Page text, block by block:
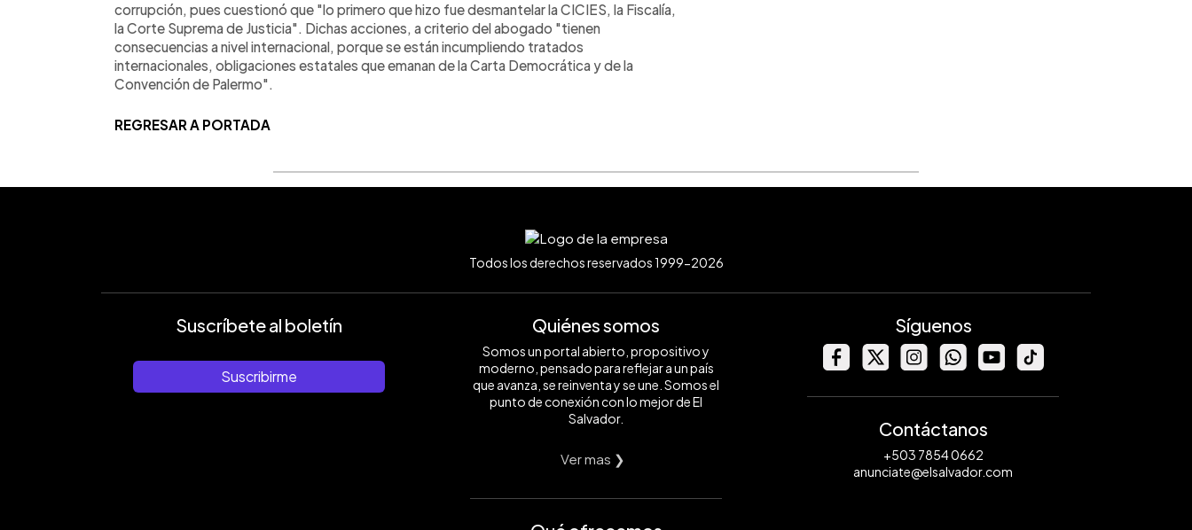
corrupción, pues cuestionó que "lo primero que hizo fue desmantelar la CICIES, la Fiscalía,
la Corte Suprema de Justicia". Dichas acciones, a criterio del abogado "tienen
consecuencias a nivel internacional, porque se están incumpliendo tratados
internacionales, obligaciones estatales que emanan de la Carta Democrática y de la
Convención de Palermo".
REGRESAR A PORTADA
Todos los derechos reservados 1999-2026
Suscríbete al boletín
Suscribirme
Quiénes somos
Somos un portal abierto, propositivo y
moderno, pensado para reflejar a un país
que avanza, se reinventa y se une. Somos el
punto de conexión con lo mejor de El
Salvador.
Ver mas ❯
Síguenos
Contáctanos
+503 7854 0662
anunciate@elsalvador.com